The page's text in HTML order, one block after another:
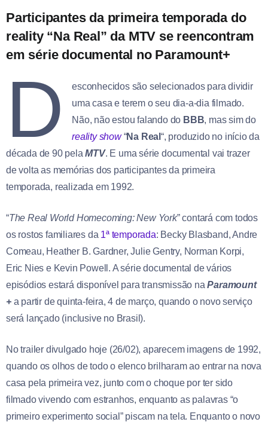
Participantes da primeira temporada do
reality “Na Real” da MTV se reencontram
em série documental no Paramount+
D
esconhecidos são selecionados para dividir
uma casa e terem o seu dia-a-dia filmado.
Não, não estou falando do BBB, mas sim do
reality show“Na Real“, produzido no início da
década de 90 pelaMTV. E uma série documental vai trazer
de volta as memórias dos participantes da primeira
temporada, realizada em 1992.
“The Real World Homecoming: New York” contará com todos
os rostos familiares da 1ª temporada: Becky Blasband, Andre
Comeau, Heather B. Gardner, Julie Gentry, Norman Korpi,
Eric Nies e Kevin Powell. A série documental de vários
episódios estará disponível para transmissão naParamount
+a partir de quinta-feira, 4 de março, quando o novo serviço
será lançado (inclusive no Brasil).
No trailer divulgado hoje (26/02), aparecem imagens de 1992,
quando os olhos de todo o elenco brilharam ao entrar na nova
casa pela primeira vez, junto com o choque por ter sido
filmado vivendo com estranhos, enquanto as palavras “o
primeiro experimento social” piscam na tela. Enquanto o novo